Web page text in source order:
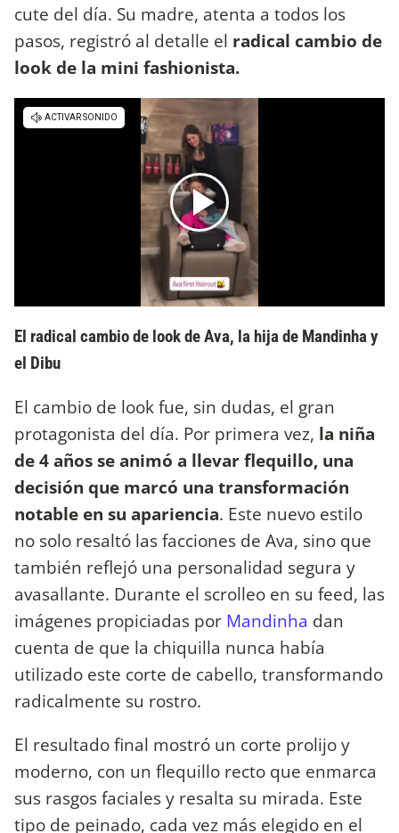
cute del día. Su madre, atenta a todos los
pasos, registró al detalle el radical cambio de
look de la mini fashionista.
El radical cambio de look de Ava, la hija de Mandinha y
el Dibu
El cambio de look fue, sin dudas, el gran
protagonista del día. Por primera vez, la niña
de 4 años se animó a llevar flequillo, una
decisión que marcó una transformación
notable en su apariencia. Este nuevo estilo
no solo resaltó las facciones de Ava, sino que
también reflejó una personalidad segura y
avasallante. Durante el scrolleo en su feed, las
imágenes propiciadas por Mandinha dan
cuenta de que la chiquilla nunca había
utilizado este corte de cabello, transformando
radicalmente su rostro.
El resultado final mostró un corte prolijo y
moderno, con un flequillo recto que enmarca
sus rasgos faciales y resalta su mirada. Este
tipo de peinado, cada vez más elegido en el